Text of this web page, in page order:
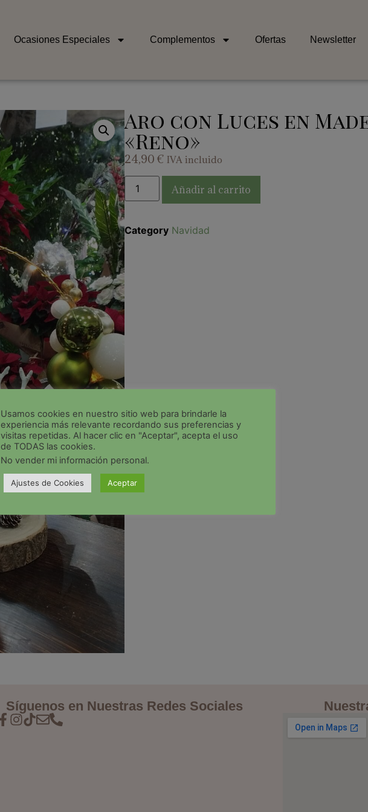
Ocasiones Especiales Complementos Ofertas Newsletter
Aro con Luces en
«Reno»
24,90 € IVA incluido
Añadir al carrito
Category Navidad
Síguenos en Nuestras Redes Sociales
Usamos cookies en nuestro sitio web para brindarle la
experiencia más relevante recordando sus preferencias y
visitas repetidas. Al hacer clic en "Aceptar", acepta el uso
de TODAS las cookies.
No vender mi información personal.
Ajustes de Cookies Aceptar